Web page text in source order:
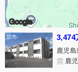
Google
3,474
鹿児島
鹿